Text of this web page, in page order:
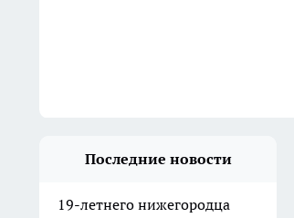
Последние новости
19-летнего нижегородца